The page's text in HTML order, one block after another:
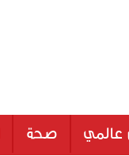
عالمي صحة